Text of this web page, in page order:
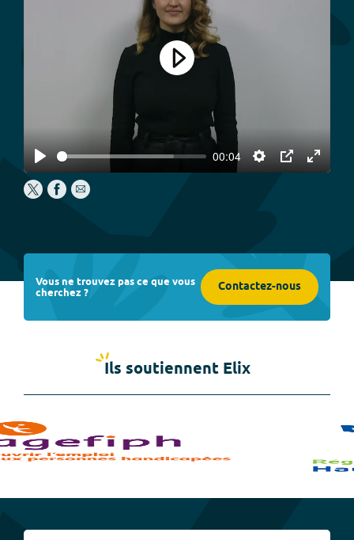
Play
00:04
Settings
PIP
Enter
Play
Vous ne trouvez pas ce que vous
cherchez ? Contactez-nous
Ils soutiennent Elix